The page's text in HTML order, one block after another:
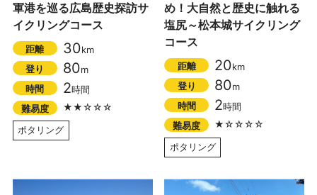
軍港を巡る広島歴史探訪サ
イクリングコース
距離 30km
登り
80m
時間
2時間
難易度
★★☆☆☆
ポタリング
め！大自然と歴史に触れる
塩尻～松本城サイクリング
コース
距離 20km
登り
80m
時間
2時間
難易度
★☆☆☆☆
ポタリング